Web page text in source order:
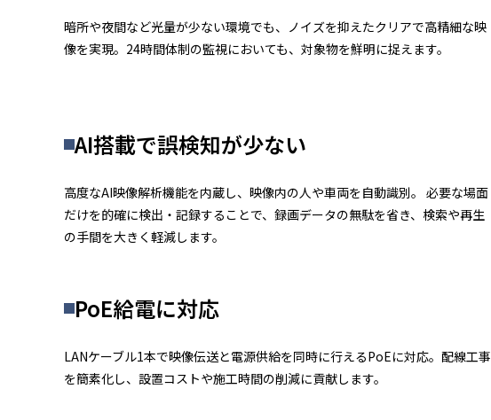
暗所や夜間など光量が少ない環境でも、ノイズを抑えたクリアで高精細な映
像を実現。24時間体制の監視においても、対象物を鮮明に捉えます。
AI搭載で誤検知が少ない
高度なAI映像解析機能を内蔵し、映像内の人や車両を自動識別。 必要な場面
だけを的確に検出・記録することで、録画データの無駄を省き、検索や再生
の手間を大きく軽減します。
PoE給電に対応
LANケーブル1本で映像伝送と電源供給を同時に行えるPoEに対応。配線工事
を簡素化し、設置コストや施工時間の削減に貢献します。